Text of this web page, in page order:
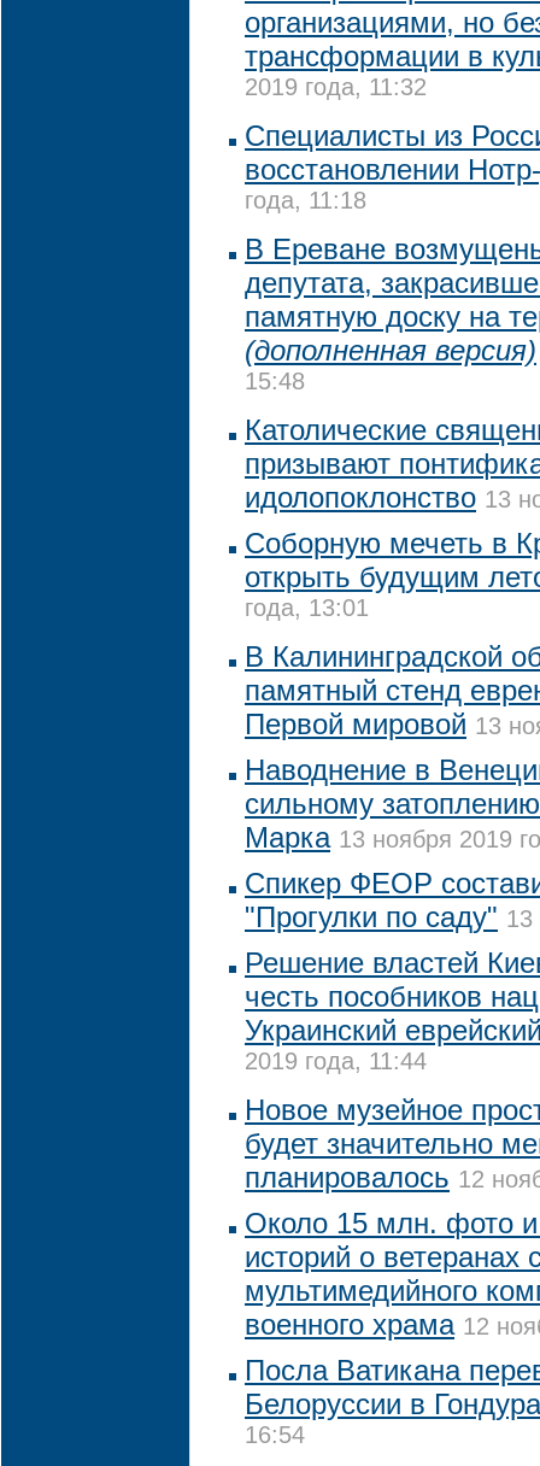
организациями, но
трансформации в
2019 года, 11:32
Специалисты из
восстановлении
года, 11:18
В Ереване
депутата,
памятную доску на
(дополненная версия)
15:48
Католические
призывают
идолопоклонство 13
Соборную мечеть в
открыть будущим
года, 13:01
В Калининградской
памятный стенд
Первой мировой 13
Наводнение в
сильному
Марка 13 ноября 2019
Спикер ФЕОР
"Прогулки по саду" 13
Решение властей
честь пособников
Украинский
2019 года, 11:44
Новое музейное
будет значительно
планировалось 12
Около 15 млн. фото
историй о ветеранах
мультимедийного
военного храма 12
Посла Ватикана
Белоруссии в
16:54